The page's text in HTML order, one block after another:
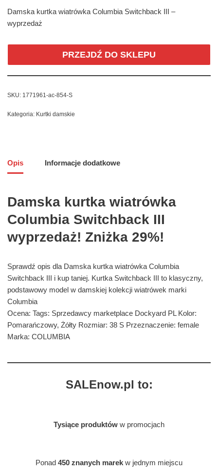
Damska kurtka wiatrówka Columbia Switchback III –
wyprzedaż
PRZEJDŹ DO SKLEPU
SKU: 1771961-ac-854-S
Kategoria: Kurtki damskie
Opis Informacje dodatkowe
Damska kurtka wiatrówka
Columbia Switchback III
wyprzedaż! Zniżka 29%!
Sprawdź opis dla Damska kurtka wiatrówka Columbia
Switchback III i kup taniej. Kurtka Switchback III to klasyczny,
podstawowy model w damskiej kolekcji wiatrówek marki
Columbia
Ocena: Tags: Sprzedawcy marketplace Dockyard PL Kolor:
Pomarańczowy, Żółty Rozmiar: 38 S Przeznaczenie: female
Marka: COLUMBIA
SALEnow.pl to:
Tysiące produktów w promocjach
Ponad 450 znanych marek w jednym miejscu